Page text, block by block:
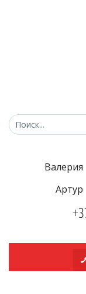
Валерия
Артур